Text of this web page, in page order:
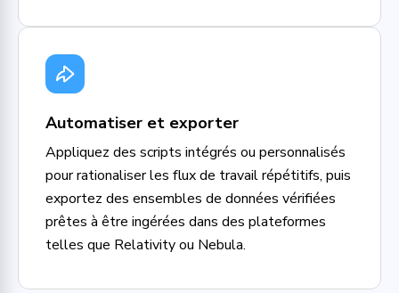
Automatiser et exporter
Appliquez des scripts intégrés ou personnalisés
pour rationaliser les flux de travail répétitifs, puis
exportez des ensembles de données vérifiées
prêtes à être ingérées dans des plateformes
telles que Relativity ou Nebula.